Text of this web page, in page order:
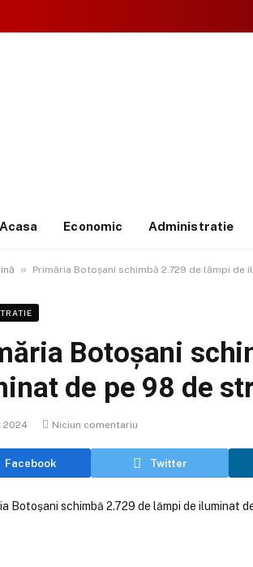
Acasa Economic Administratie
» Primăria Botoșani schimbă 2.729 de lămpi de
Botoșani
de pe 98 de
2024 Niciun comentariu
Facebook Twitter